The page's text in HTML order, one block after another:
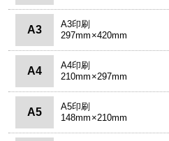
A3
A3印刷
297mm×420mm
A4
A4印刷
210mm×297mm
A5
A5印刷
148mm×210mm